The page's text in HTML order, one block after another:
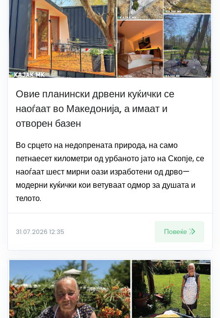
Овие планински дрвени куќички се
наоѓаат во Македонија, а имаат и
отворен базен
Во срцето на недопрената природа, на само
петнаесет километри од урбаното јато на Скопје, се
наоѓаат шест мирни оази изработени од дрво—
модерни куќички кои ветуваат одмор за душата и
телото.
31.07.2026 12:35 Повеќе